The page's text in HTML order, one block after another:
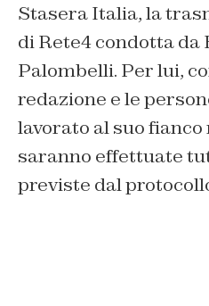
Stasera Italia, la
di Rete4 condotta da
Palombelli. Per lui,
redazione e le
lavorato al suo
saranno effettuate
previste dal